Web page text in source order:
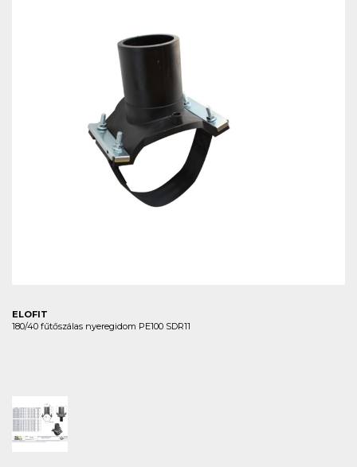
ELOFIT
180/40 fűtőszálas nyeregidom PE100 SDR11